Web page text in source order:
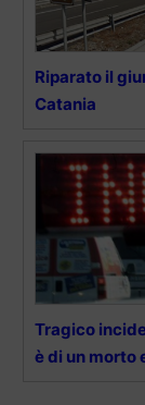
Riparato il
Catania
Tragico
è di un morto